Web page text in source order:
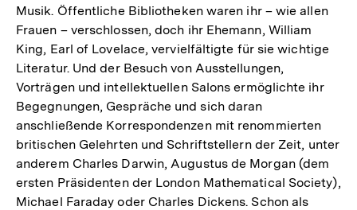
Musik. Öffentliche Bibliotheken waren ihr – wie allen
Frauen – verschlossen, doch ihr Ehemann, William
King, Earl of Lovelace, vervielfältigte für sie wichtige
Literatur. Und der Besuch von Ausstellungen,
Vorträgen und intellektuellen Salons ermöglichte ihr
Begegnungen, Gespräche und sich daran
anschließende Korrespondenzen mit renommierten
britischen Gelehrten und Schriftstellern der Zeit, unter
anderem Charles Darwin, Augustus de Morgan (dem
ersten Präsidenten der London Mathematical Society),
Michael Faraday oder Charles Dickens. Schon als